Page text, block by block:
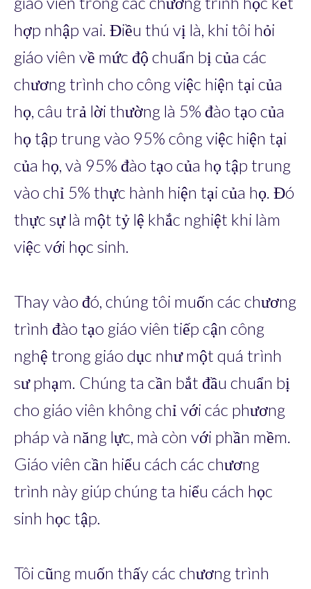
hợp nhập vai. Điều thú vị là, khi tôi hỏi
giáo viên về mức độ chuẩn bị của các
chương trình cho công việc hiện tại của
họ, câu trả lời thường là 5% đào tạo của
họ tập trung vào 95% công việc hiện tại
của họ, và 95% đào tạo của họ tập trung
vào chỉ 5% thực hành hiện tại của họ. Đó
thực sự là một tỷ lệ khắc nghiệt khi làm
việc với học sinh.
Thay vào đó, chúng tôi muốn các chương
trình đào tạo giáo viên tiếp cận công
nghệ trong giáo dục như một quá trình
sư phạm. Chúng ta cần bắt đầu chuẩn bị
cho giáo viên không chỉ với các phương
pháp và năng lực, mà còn với phần mềm.
Giáo viên cần hiểu cách các chương
trình này giúp chúng ta hiểu cách học
sinh học tập.
Tôi cũng muốn thấy các chương trình